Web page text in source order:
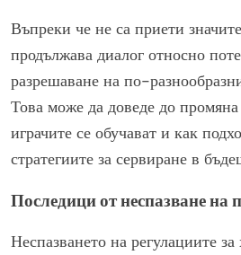
Въпреки че не са приети
продължава диалог относно
разрешаване на по-
Това може да доведе до
играчите се обучават и как
стратегиите за сервиране в
Последици от неспазване на
Неспазването на регулациите